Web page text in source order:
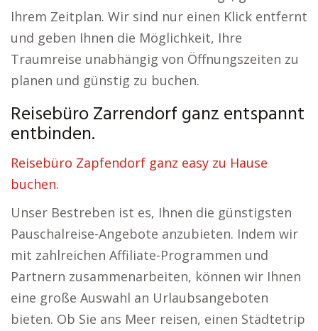
Ihrem Zeitplan. Wir sind nur einen Klick entfernt
und geben Ihnen die Möglichkeit, Ihre
Traumreise unabhängig von Öffnungszeiten zu
planen und günstig zu buchen.
Reisebüro Zarrendorf ganz entspannt
entbinden.
Reisebüro Zapfendorf ganz easy zu Hause
buchen.
Unser Bestreben ist es, Ihnen die günstigsten
Pauschalreise-Angebote anzubieten. Indem wir
mit zahlreichen Affiliate-Programmen und
Partnern zusammenarbeiten, können wir Ihnen
eine große Auswahl an Urlaubsangeboten
bieten. Ob Sie ans Meer reisen, einen Städtetrip